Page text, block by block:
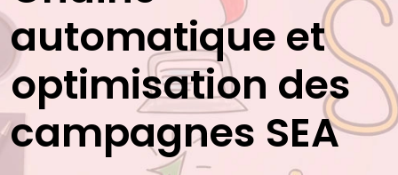
automatique et
optimisation des
campagnes SEA